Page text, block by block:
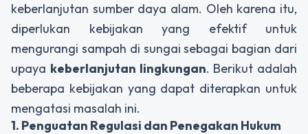
keberlanjutan sumber daya alam. Oleh karena itu,
diperlukan kebijakan yang efektif untuk
mengurangi sampah di sungai sebagai bagian dari
upaya keberlanjutan lingkungan. Berikut adalah
beberapa kebijakan yang dapat diterapkan untuk
mengatasi masalah ini.
1. Penguatan Regulasi dan Penegakan Hukum